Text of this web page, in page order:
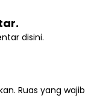
disini.
Ruas yang wajib